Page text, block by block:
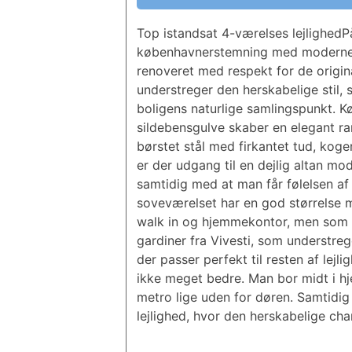
Top istandsat 4-værelses
københavnerstemning med
renoveret med respekt for de
understreger den herskabelige
boligens naturlige samlingspunkt.
sildebensgulve skaber en elegant
børstet stål med firkantet tud,
er der udgang til en dejlig altan
samtidig med at man får følelsen
soveværelset har en god størrelse
walk in og hjemmekontor, men
gardiner fra Vivesti, som
der passer perfekt til resten af
ikke meget bedre. Man bor midt i
metro lige uden for døren.
lejlighed, hvor den herskabelige